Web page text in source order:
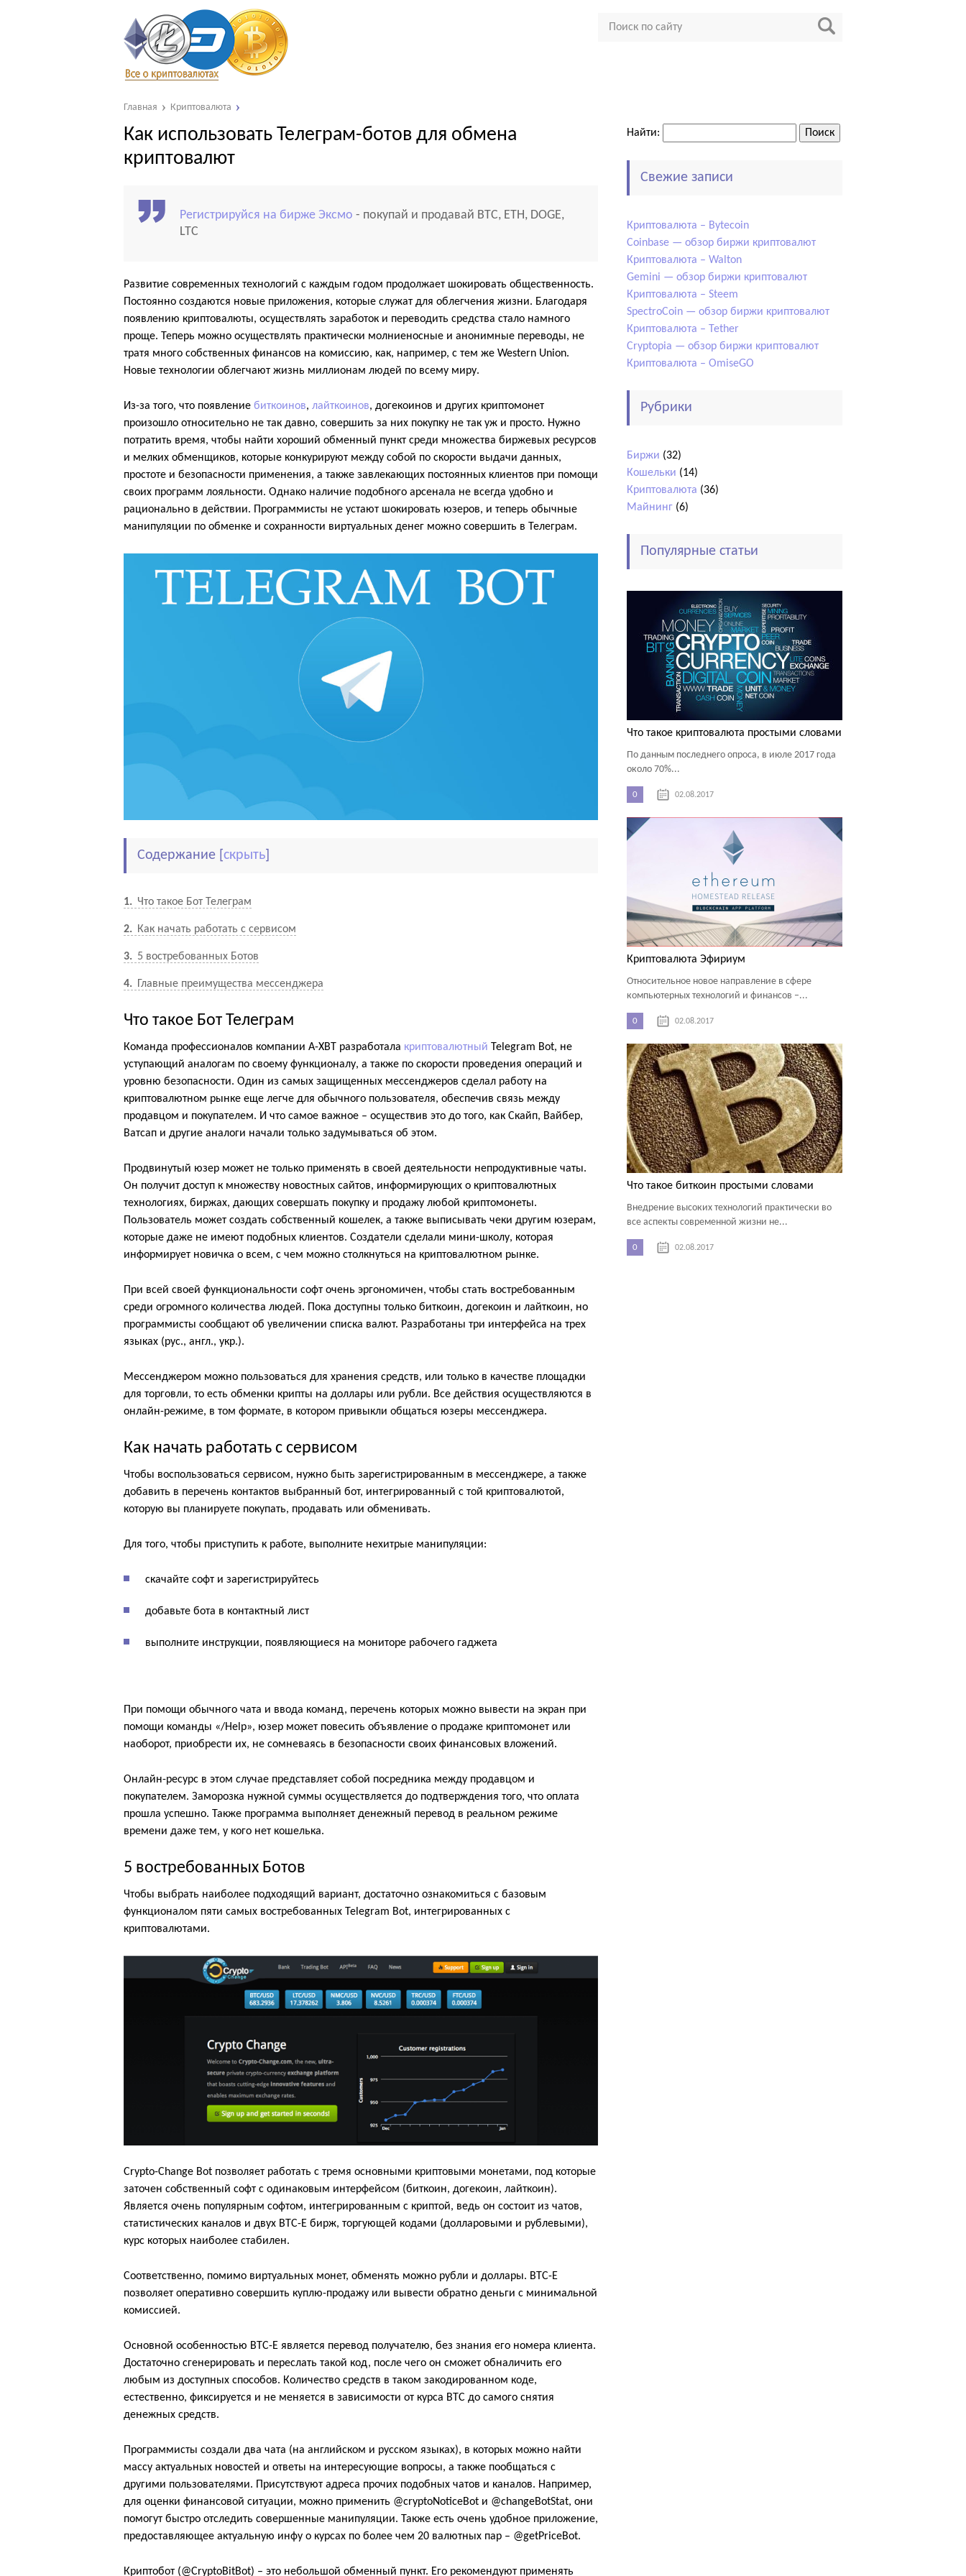
Главная Криптовалюта
Как использовать Телеграм-ботов для обмена
криптовалют
Регистрируйся на бирже Эксмо - покупай и продавай BTC, ETH, DOGE,
LTC
Развитие современных технологий с каждым годом продолжает шокировать общественность.
Постоянно создаются новые приложения, которые служат для облегчения жизни. Благодаря
появлению криптовалюты, осуществлять заработок и переводить средства стало намного
проще. Теперь можно осуществлять практически молниеносные и анонимные переводы, не
тратя много собственных финансов на комиссию, как, например, с тем же Western Union.
Новые технологии облегчают жизнь миллионам людей по всему миру.
Из-за того, что появление биткоинов, лайткоинов, догекоинов и других криптомонет
произошло относительно не так давно, совершить за них покупку не так уж и просто. Нужно
потратить время, чтобы найти хороший обменный пункт среди множества биржевых ресурсов
и мелких обменщиков, которые конкурируют между собой по скорости выдачи данных,
простоте и безопасности применения, а также завлекающих постоянных клиентов при помощи
своих программ лояльности. Однако наличие подобного арсенала не всегда удобно и
рационально в действии. Программисты не устают шокировать юзеров, и теперь обычные
манипуляции по обменке и сохранности виртуальных денег можно совершить в Телеграм.
Содержание скрыть
1 Что такое Бот Телеграм
2 Как начать работать с сервисом
3 5 востребованных Ботов
4 Главные преимущества мессенджера
Что такое Бот Телеграм
Команда профессионалов компании A-XBT разработала криптовалютный Telegram Bot, не
уступающий аналогам по своему функционалу, а также по скорости проведения операций и
уровню безопасности. Один из самых защищенных мессенджеров сделал работу на
криптовалютном рынке еще легче для обычного пользователя, обеспечив связь между
продавцом и покупателем. И что самое важное – осуществив это до того, как Скайп, Вайбер,
Ватсап и другие аналоги начали только задумываться об этом.
Продвинутый юзер может не только применять в своей деятельности непродуктивные чаты.
Он получит доступ к множеству новостных сайтов, информирующих о криптовалютных
технологиях, биржах, дающих совершать покупку и продажу любой криптомонеты.
Пользователь может создать собственный кошелек, а также выписывать чеки другим юзерам,
которые даже не имеют подобных клиентов. Создатели сделали мини-школу, которая
информирует новичка о всем, с чем можно столкнуться на криптовалютном рынке.
При всей своей функциональности софт очень эргономичен, чтобы стать востребованным
среди огромного количества людей. Пока доступны только биткоин, догекоин и лайткоин, но
программисты сообщают об увеличении списка валют. Разработаны три интерфейса на трех
языках (рус., англ., укр.).
Мессенджером можно пользоваться для хранения средств, или только в качестве площадки
для торговли, то есть обменки крипты на доллары или рубли. Все действия осуществляются в
онлайн-режиме, в том формате, в котором привыкли общаться юзеры мессенджера.
Как начать работать с сервисом
Чтобы воспользоваться сервисом, нужно быть зарегистрированным в мессенджере, а также
добавить в перечень контактов выбранный бот, интегрированный с той криптовалютой,
которую вы планируете покупать, продавать или обменивать.
Для того, чтобы приступить к работе, выполните нехитрые манипуляции:
скачайте софт и зарегистрируйтесь
добавьте бота в контактный лист
выполните инструкции, появляющиеся на мониторе рабочего гаджета
При помощи обычного чата и ввода команд, перечень которых можно вывести на экран при
помощи команды «/Help», юзер может повесить объявление о продаже криптомонет или
наоборот, приобрести их, не сомневаясь в безопасности своих финансовых вложений.
Онлайн-ресурс в этом случае представляет собой посредника между продавцом и
покупателем. Заморозка нужной суммы осуществляется до подтверждения того, что оплата
прошла успешно. Также программа выполняет денежный перевод в реальном режиме
времени даже тем, у кого нет кошелька.
5 востребованных Ботов
Чтобы выбрать наиболее подходящий вариант, достаточно ознакомиться с базовым
функционалом пяти самых востребованных Telegram Bot, интегрированных с
криптовалютами.
Crypto-Change Bot позволяет работать с тремя основными криптовыми монетами, под которые
заточен собственный софт с одинаковым интерфейсом (биткоин, догекоин, лайткоин).
Является очень популярным софтом, интегрированным с криптой, ведь он состоит из чатов,
статистических каналов и двух BTC-E бирж, торгующей кодами (долларовыми и рублевыми),
курс которых наиболее стабилен.
Соответственно, помимо виртуальных монет, обменять можно рубли и доллары. BTC-E
позволяет оперативно совершить куплю-продажу или вывести обратно деньги с минимальной
комиссией.
Основной особенностью BTC-E является перевод получателю, без знания его номера клиента.
Достаточно сгенерировать и переслать такой код, после чего он сможет обналичить его
любым из доступных способов. Количество средств в таком закодированном коде,
естественно, фиксируется и не меняется в зависимости от курса BTC до самого снятия
денежных средств.
Программисты создали два чата (на английском и русском языках), в которых можно найти
массу актуальных новостей и ответы на интересующие вопросы, а также пообщаться с
другими пользователями. Присутствуют адреса прочих подобных чатов и каналов. Например,
для оценки финансовой ситуации, можно применить @cryptoNoticeBot и @changeBotStat, они
помогут быстро отследить совершенные манипуляции. Также есть очень удобное приложение,
предоставляющее актуальную инфу о курсах по более чем 20 валютных пар – @getPriceBot.
Криптобот (@CryptoBitBot) – это небольшой обменный пункт. Его рекомендуют применять
Найти:
Свежие записи
Криптовалюта – Bytecoin
Coinbase — обзор биржи криптовалют
Криптовалюта – Walton
Gemini — обзор биржи криптовалют
Криптовалюта – Steem
SpectroCoin — обзор биржи криптовалют
Криптовалюта – Tether
Cryptopia — обзор биржи криптовалют
Криптовалюта – OmiseGO
Рубрики
Биржи (32)
Кошельки (14)
Криптовалюта (36)
Майнинг (6)
Популярные статьи
Что такое криптовалюта простыми словами
По данным последнего опроса, в июле 2017 года
около 70%...
0 02.08.2017
Криптовалюта Эфириум
Относительное новое направление в сфере
компьютерных технологий и финансов –...
0 02.08.2017
Что такое биткоин простыми словами
Внедрение высоких технологий практически во
все аспекты современной жизни не...
0 02.08.2017